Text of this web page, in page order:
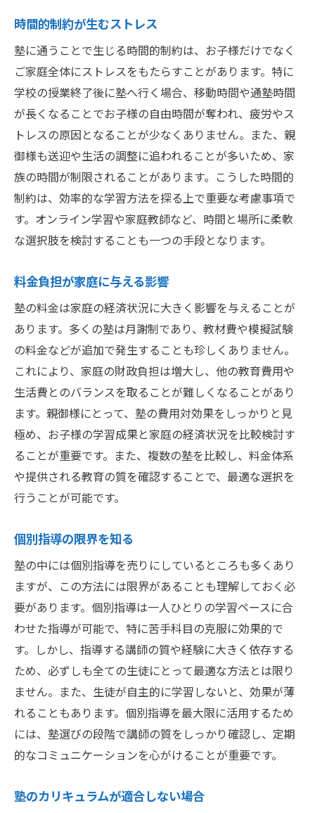
週末の自由時間減少による疲労
塾で得る人間関係の悩み
家庭学習時間の不足がもたらす弊害
模試結果に左右される精神的負担
塾のスケジュールが家庭生活に与える影響
塾と効率的学習法どちらが子供に合うか
自宅学習のメリットとデメリット
自主学習で伸ばす自己管理能力
デジタル教材を活用した効率学習
個々のペースに合わせた学び方
時間と費用を見直す効果的な学習法
塾に頼りすぎない学びの大切さ
自発的学習の重要性を再確認
学校での授業を最大限に活用する方法
図書館やオンラインリソースの活用法
能動的な学びが育む問題解決能力
学習の目的を自分で設定する意義
学習習慣を身につけるための日々の工夫
塾の固定観念を打破する新しい視点
塾以外の学び場を見つける
学び方を選択する自由
子供の個性に合わせた教育
学校教育とのバランスを考える
新しい学習法を試す価値
塾を選ぶ前に考慮すべきデメリット
通塾による交通費と時間の消耗
過度な期待によるプレッシャー
学習効果を得るための条件
個性を尊重した塾の選び方
塾と家庭学習のバランスの取り方
時間的制約が生むストレス
塾に通うことで生じる時間的制約は、お子様だけでなく
ご家庭全体にストレスをもたらすことがあります。特に
学校の授業終了後に塾へ行く場合、移動時間や通塾時間
が長くなることでお子様の自由時間が奪われ、疲労やス
トレスの原因となることが少なくありません。また、親
御様も送迎や生活の調整に追われることが多いため、家
族の時間が制限されることがあります。こうした時間的
制約は、効率的な学習方法を探る上で重要な考慮事項で
す。オンライン学習や家庭教師など、時間と場所に柔軟
な選択肢を検討することも一つの手段となります。
料金負担が家庭に与える影響
塾の料金は家庭の経済状況に大きく影響を与えることが
あります。多くの塾は月謝制であり、教材費や模擬試験
の料金などが追加で発生することも珍しくありません。
これにより、家庭の財政負担は増大し、他の教育費用や
生活費とのバランスを取ることが難しくなることがあり
ます。親御様にとって、塾の費用対効果をしっかりと見
極め、お子様の学習成果と家庭の経済状況を比較検討す
ることが重要です。また、複数の塾を比較し、料金体系
や提供される教育の質を確認することで、最適な選択を
行うことが可能です。
個別指導の限界を知る
塾の中には個別指導を売りにしているところも多くあり
ますが、この方法には限界があることも理解しておく必
要があります。個別指導は一人ひとりの学習ペースに合
わせた指導が可能で、特に苦手科目の克服に効果的で
す。しかし、指導する講師の質や経験に大きく依存する
ため、必ずしも全ての生徒にとって最適な方法とは限り
ません。また、生徒が自主的に学習しないと、効果が薄
れることもあります。個別指導を最大限に活用するため
には、塾選びの段階で講師の質をしっかり確認し、定期
的なコミュニケーションを心がけることが重要です。
塾のカリキュラムが適合しない場合